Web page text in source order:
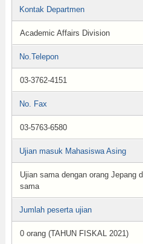
Kontak Departmen
Academic Affairs Division
No.Telepon
03-3762-4151
No. Fax
03-5763-6580
Ujian masuk Mahasiswa Asing
Ujian sama dengan orang Jepang
sama
Jumlah peserta ujian
0 orang (TAHUN FISKAL 2021)